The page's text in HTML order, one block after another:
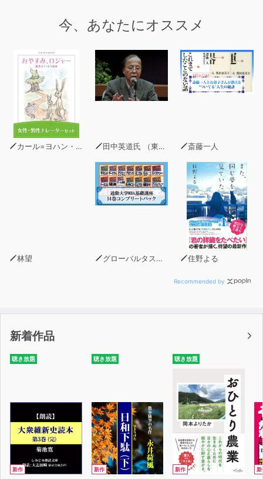
まなおイーロンにとって頭痛の種だ。このときも、病院か
しだとさんざどやしつけたという。
この父親の影響から、マスクは逃れられずにいる。そし
て、たくましいのに傷つきやすく、子どものような言動を
くり返す男に成長し、ふつうでは考えられないほどのリス
クを平気で取ったり、波乱を求めてしまったりするように
なった。さらには、地球を救い、宇宙を旅する種に我々人
類を進化させようと壮大なミッションまでをも抱き、冷淡
した集中力でそのミッションに邁進するようになった。
スペースＸが31回もロケットを軌道まで打ち上げ、テ
スラが100万台も売れ、自身も世界一の金持ちになった年
が終わり2022年が始まったとき、マスクは、騒動をつい
引き起こしてしまう自身の性格をなんとかしたいと語っ
た。「危機対応モードをなんとかしないといけません。
14年もずっと危機対応モードですからね。いや、生まれ
これは悩みの吐露であって、新年の誓いではない。こう
遊び場を我が物とするチャンスが巡ってきたわけだ。
2年の長きにわたり、アイザックソンは影のようにマス
クと行動を共にした。打ち合わせに同席し、工場を一緒に
歩き回った。また、彼自身から何時間も話を聞いたし、そ
の家族、友だち、仕事仲間、さらには敵対する人々からも
ずいぶんと話を聞いた。そして、驚くような勝利と混乱に
満ちた、いままで語られたことのないストーリーを描き出
すことに成功した。本書は、深遠なる疑問に正面から取り
組むものだとも言える。すなわち、マスクと同じように悪
魔に突き動かされなければ、イノベーションや進歩を実現
今、あなたにオススメ
カール=ヨハン・エリーン 田中英道氏 （東北大学名誉教授） 斎藤一人
林望 グローバルタスクフォース(著) 住野よる
Recommended by
新着作品
聴き放題
新作
聴き放題
新作
聴き放題
新作 新